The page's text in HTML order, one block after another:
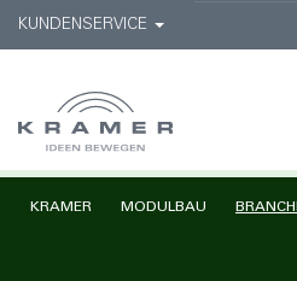
KUNDENSERVICE
KRAMER MODULBAU